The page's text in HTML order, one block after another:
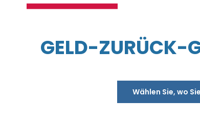
GELD-ZURÜCK-
Wählen Sie, wo